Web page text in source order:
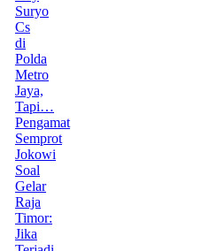
Suryo
Cs
di
Polda
Metro
Jaya,
Tapi…
Pengamat
Semprot
Jokowi
Soal
Gelar
Raja
Timor:
Jika